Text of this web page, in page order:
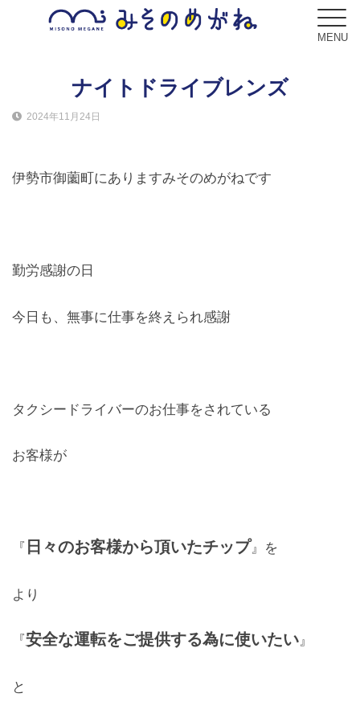
MENU
サービス
Service
フレーム
Lens
キッズ
Hearing Aid
アクセス
ナイトドライブレンズ
2024年11月24日
伊勢市御薗町にありますみそのめがねです
勤労感謝の日
今日も、無事に仕事を終えられ感謝
タクシードライバーのお仕事をされている
お客様が
『 日々のお客様から頂いたチップ 』を
より
『安全な運転をご提供する為に使いたい 』
と